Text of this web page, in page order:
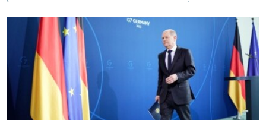
ПРИАЗОВ’Я
КИТАЙ.ВИКЛИКИ
МУЛЬТИМЕДІА
ФОТО
СПЕЦПРОЄКТИ